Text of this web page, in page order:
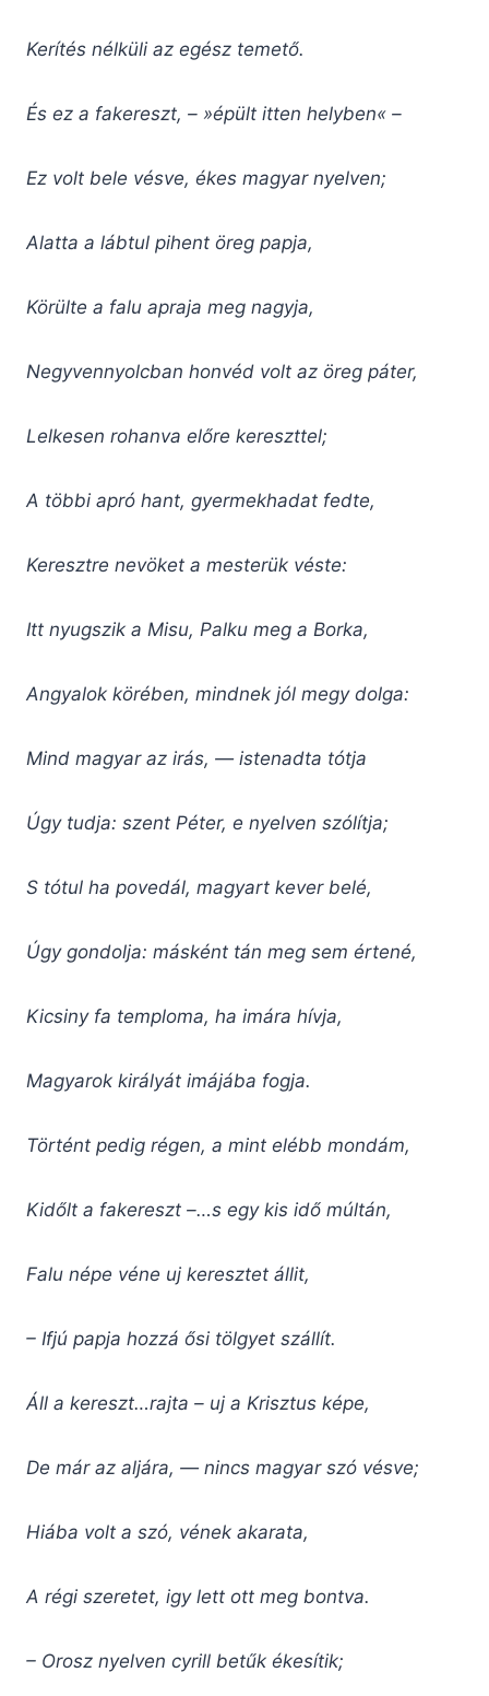
Kerítés nélküli az egész temető.
És ez a fakereszt, – »épült itten helyben« –
Ez volt bele vésve, ékes magyar nyelven;
Alatta a lábtul pihent öreg papja,
Körülte a falu apraja meg nagyja,
Negyvennyolcban honvéd volt az öreg páter,
Lelkesen rohanva előre kereszttel;
A többi apró hant, gyermekhadat fedte,
Keresztre nevöket a mesterük véste:
Itt nyugszik a Misu, Palku meg a Borka,
Angyalok körében, mindnek jól megy dolga:
Mind magyar az irás, — istenadta tótja
Úgy tudja: szent Péter, e nyelven szólítja;
S tótul ha povedál, magyart kever belé,
Úgy gondolja: másként tán meg sem értené,
Kicsiny fa temploma, ha imára hívja,
Magyarok királyát imájába fogja.
Történt pedig régen, a mint elébb mondám,
Kidőlt a fakereszt –…s egy kis idő múltán,
Falu népe véne uj keresztet állit,
– Ifjú papja hozzá ősi tölgyet szállít.
Áll a kereszt…rajta – uj a Krisztus képe,
De már az aljára, — nincs magyar szó vésve;
Hiába volt a szó, vének akarata,
A régi szeretet, igy lett ott meg bontva.
– Orosz nyelven cyrill betűk ékesítik;